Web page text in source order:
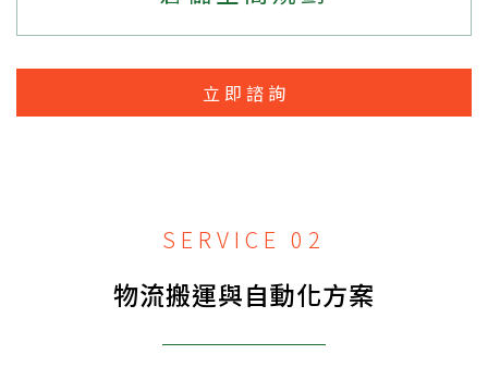
立即諮詢
SERVICE 02
物流搬運與自動化方案